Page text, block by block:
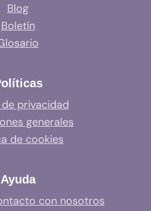
Blog
Boletín
de privacidad
generales
de cookies
Ayuda
con nosotros